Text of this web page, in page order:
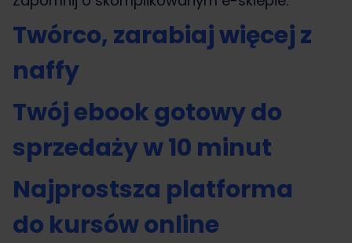
Twórco, zarabiaj więcej z
naffy
Twój ebook gotowy do
sprzedaży w 10 minut
Najprostsza platforma
do kursów online